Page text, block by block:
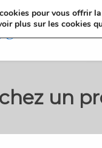
un
pour vous offrir
plus sur les cookies